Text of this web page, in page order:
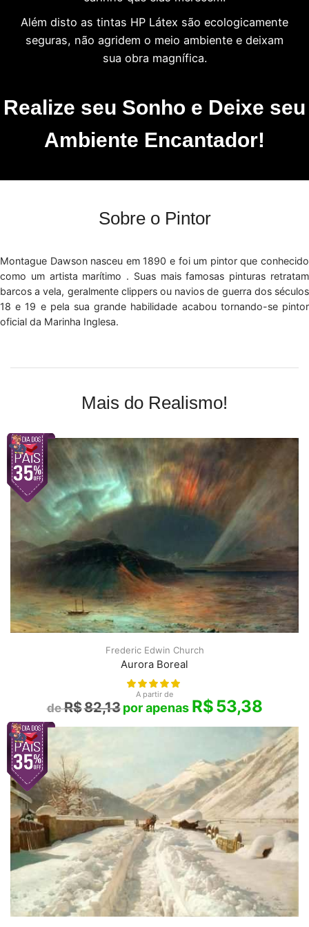
Além disto as tintas HP Látex são ecologicamente
seguras, não agridem o meio ambiente e deixam
sua obra magnífica.
Realize seu Sonho e Deixe seu
Ambiente Encantador!
Sobre o Pintor
Montague Dawson nasceu em 1890 e foi um pintor que conhecido
como um artista marítimo . Suas mais famosas pinturas retratam
barcos a vela, geralmente clippers ou navios de guerra dos séculos
18 e 19 e pela sua grande habilidade acabou tornando-se pintor
oficial da Marinha Inglesa.
Mais do Realismo!
Frederic Edwin Church
Aurora Boreal
A partir de
R$82,13 R$53,38